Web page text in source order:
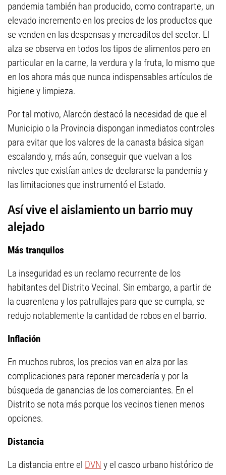
pandemia también han producido, como contraparte, un
elevado incremento en los precios de los productos que
se venden en las despensas y mercaditos del sector. El
alza se observa en todos los tipos de alimentos pero en
particular en la carne, la verdura y la fruta, lo mismo que
en los ahora más que nunca indispensables artículos de
higiene y limpieza.
Por tal motivo, Alarcón destacó la necesidad de que el
Municipio o la Provincia dispongan inmediatos controles
para evitar que los valores de la canasta básica sigan
escalando y, más aún, conseguir que vuelvan a los
niveles que existían antes de declararse la pandemia y
las limitaciones que instrumentó el Estado.
Así vive el aislamiento un barrio muy
alejado
Más tranquilos
La inseguridad es un reclamo recurrente de los
habitantes del Distrito Vecinal. Sin embargo, a partir de
la cuarentena y los patrullajes para que se cumpla, se
redujo notablemente la cantidad de robos en el barrio.
Inflación
En muchos rubros, los precios van en alza por las
complicaciones para reponer mercadería y por la
búsqueda de ganancias de los comerciantes. En el
Distrito se nota más porque los vecinos tienen menos
opciones.
Distancia
La distancia entre el DVN y el casco urbano histórico de